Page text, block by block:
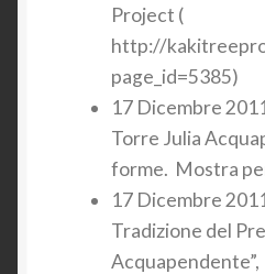
Project (
http://
page_id=5385)
17 Dicembre
Torre Julia
forme. Mostra
17 Dicembre
Tradizione del
Acquapendente”,